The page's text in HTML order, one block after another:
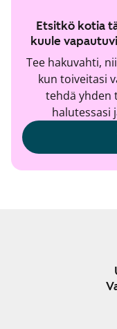
Etsitkö kotia
kuule
Tee hakuvahti,
kun toiveitasi
tehdä yhden
halutessasi